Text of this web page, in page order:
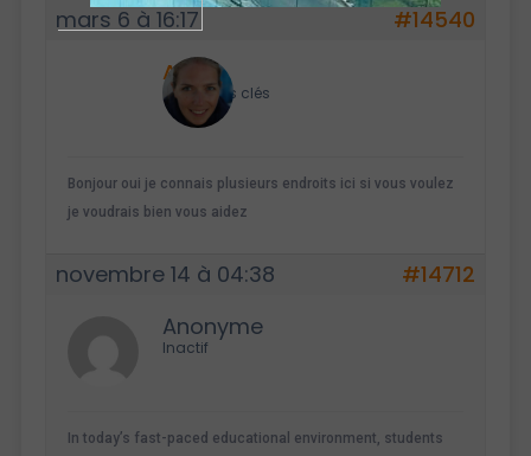
mars 6 à 16:17
#14540
Alix
Maître des clés
Bonjour oui je connais plusieurs endroits ici si vous voulez
je voudrais bien vous aidez
novembre 14 à 04:38
#14712
Anonyme
Inactif
In today’s fast-paced educational environment, students